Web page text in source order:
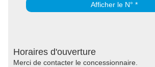
Afficher le N° *
Horaires d'ouverture
Merci de contacter le concessionnaire.